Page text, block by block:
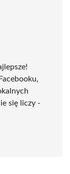
się liczy -